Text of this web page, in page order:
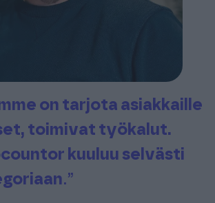
on tarjota asiakkaille
toimivat työkalut.
kuuluu selvästi
.”